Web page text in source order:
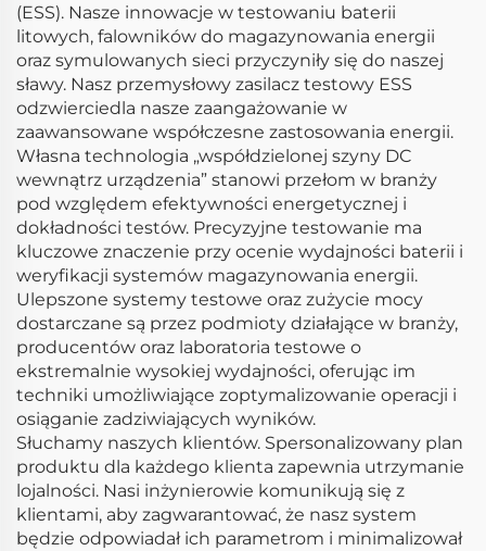
(ESS). Nasze innowacje w testowaniu baterii
litowych, falowników do magazynowania energii
oraz symulowanych sieci przyczyniły się do naszej
sławy. Nasz przemysłowy zasilacz testowy ESS
odzwierciedla nasze zaangażowanie w
zaawansowane współczesne zastosowania energii.
Własna technologia „współdzielonej szyny DC
wewnątrz urządzenia” stanowi przełom w branży
pod względem efektywności energetycznej i
dokładności testów. Precyzyjne testowanie ma
kluczowe znaczenie przy ocenie wydajności baterii i
weryfikacji systemów magazynowania energii.
Ulepszone systemy testowe oraz zużycie mocy
dostarczane są przez podmioty działające w branży,
producentów oraz laboratoria testowe o
ekstremalnie wysokiej wydajności, oferując im
techniki umożliwiające zoptymalizowanie operacji i
osiąganie zadziwiających wyników.
Słuchamy naszych klientów. Spersonalizowany plan
produktu dla każdego klienta zapewnia utrzymanie
lojalności. Nasi inżynierowie komunikują się z
klientami, aby zagwarantować, że nasz system
będzie odpowiadał ich parametrom i minimalizował